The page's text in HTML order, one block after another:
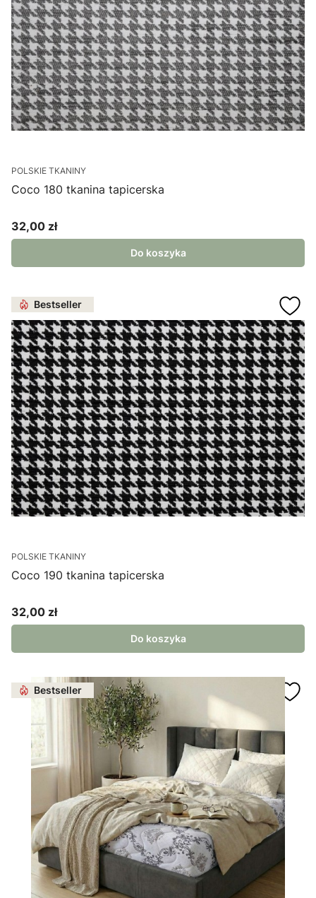
POLSKIE TKANINY
Coco 180 tkanina tapicerska
Cena
32,00 zł
Do koszyka
Bestseller
POLSKIE TKANINY
Coco 190 tkanina tapicerska
Cena
32,00 zł
Do koszyka
Bestseller